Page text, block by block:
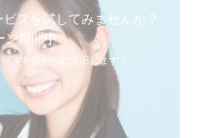
スを試してみませんか？
ン期間中
タを速やかに復旧します！